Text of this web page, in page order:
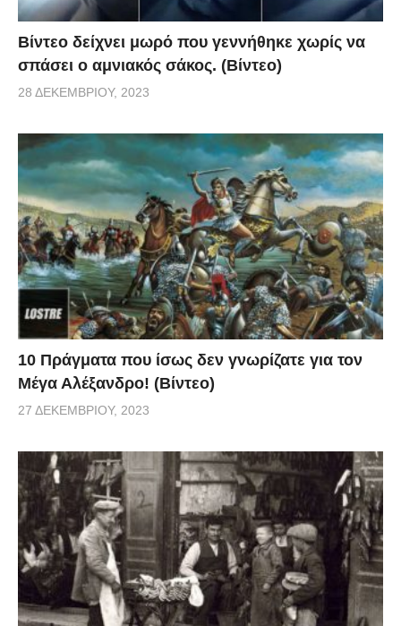
Βίντεο δείχνει μωρό που γεννήθηκε χωρίς να
σπάσει ο αμνιακός σάκος. (Βίντεο)
28 ΔΕΚΕΜΒΡΊΟΥ, 2023
10 Πράγματα που ίσως δεν γνωρίζατε για τον
Μέγα Αλέξανδρο! (Βίντεο)
27 ΔΕΚΕΜΒΡΊΟΥ, 2023